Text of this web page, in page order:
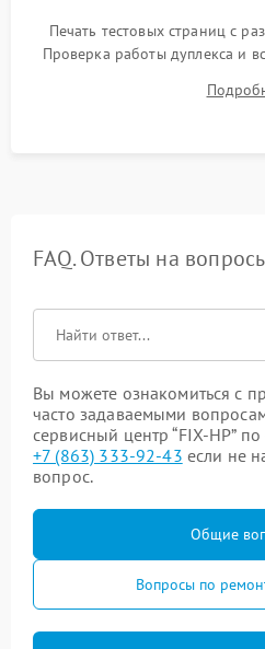
Печать тестовых страниц с
Проверка работы дуплекса и
качества запекания тонера и
изображения перед
FAQ. Ответы на
Вы можете ознакомиться с
часто задаваемыми
сервисный центр “FIX-HP”
+7 (863) 333-92-43 если не
вопрос.
Общие
Вопросы по